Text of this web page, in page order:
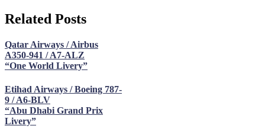
Related Posts
Qatar Airways / Airbus
A350-941 / A7-ALZ
“One World Livery”
Etihad Airways / Boeing 787-
9 / A6-BLV
“Abu Dhabi Grand Prix
Livery”